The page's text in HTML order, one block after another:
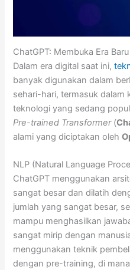
ChatGPT: Membuka Era
Dalam era digital saat ini,
banyak digunakan dalam
sehari-hari, termasuk dalam
teknologi yang sedang
Pre-trained Transformer(
alami yang diciptakan oleh
NLP (Natural Language
ChatGPT menggunakan
sangat besar dan dilatih
jumlah yang sangat besar,
mampu menghasilkan
sangat mirip dengan
menggunakan teknik
dengan pre-training, di